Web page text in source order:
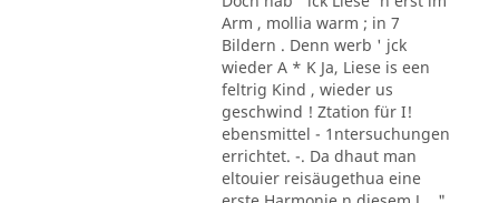
Arm , mollia warm ; in 7
Bildern . Denn werb ' jck
wieder A * K Ja, Liese is een
feltrig Kind , wieder us
geschwind ! Ztation für I!
ebensmittel - 1ntersuchungen
errichtet. -. Da dhaut man
eltouier reisäugethua eine